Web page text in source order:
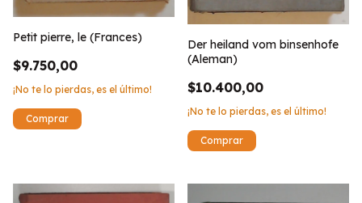
Petit pierre, le (Frances)
$9.750,00
¡No te lo pierdas, es el último!
Der heiland vom binsenhofe
(Aleman)
$10.400,00
¡No te lo pierdas, es el último!